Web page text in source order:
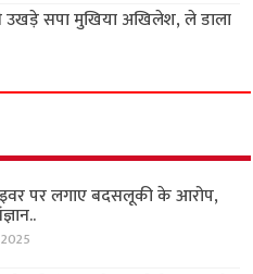
सपा मुखिया अखिलेश, ले डाला
पर लगाए बदसलूकी के आरोप,